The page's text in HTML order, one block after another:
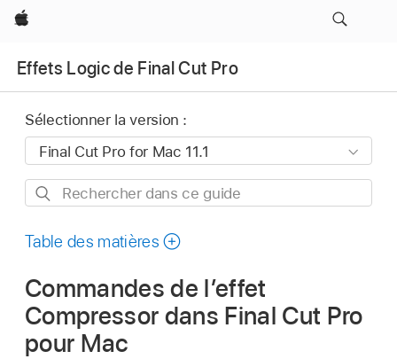
Apple
Effets Logic de Final Cut Pro
Sélectionner la version :
Rechercher
ce
Table des matières
Commandes de l’effet
Compressor dans Final Cut Pro
pour Mac